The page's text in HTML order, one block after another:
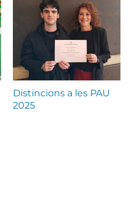
Distincions a les PAU
2025